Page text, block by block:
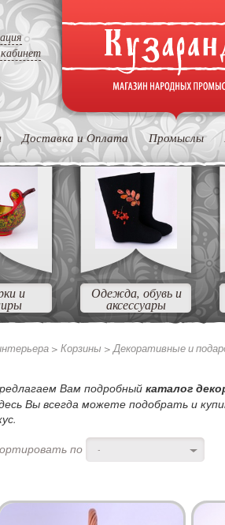
Доставка и Оплата Промыслы
и Одежда, обувь и
аксессуары
> Корзины >Декоративные и
Вам подробный каталог
Вы всегда можете подобрать и
по
-